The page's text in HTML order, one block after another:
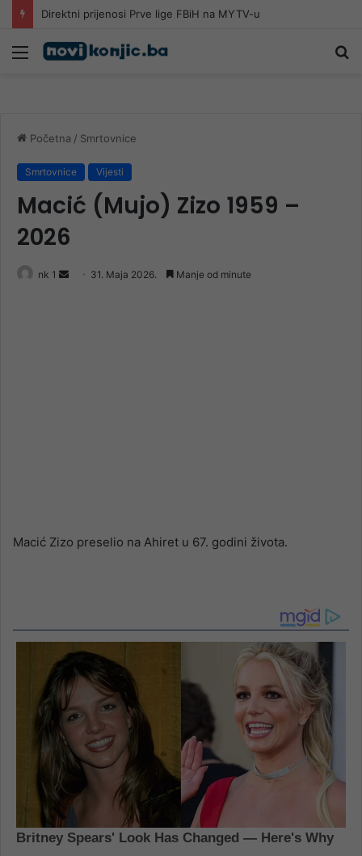
Direktni prijenosi Prve lige FBiH na MYTV-u
Meni
Početna / Smrtovnice
Smrtovnice Vijesti
Macić (Mujo) Zizo 1959 –
2026
nk 1
Send 31. Maja 2026. Manje od minute
Macić Zizo preselio na Ahiret u 67. godini života.